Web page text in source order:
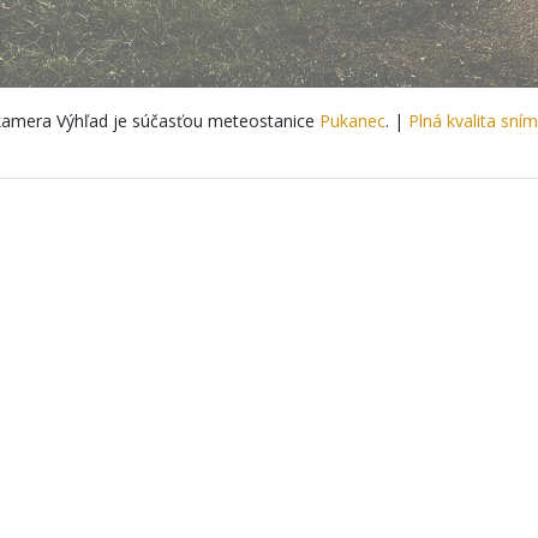
Výhľad je súčasťou meteostanice Pukanec. | Plná kvalita